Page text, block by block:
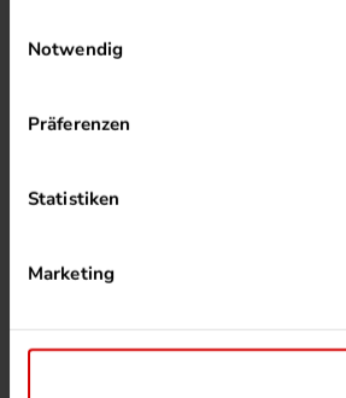
Notwendig
Präferenzen
Statistiken
Marketing